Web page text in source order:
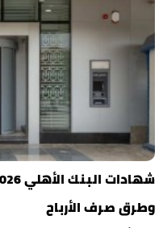
وطرق صرف الأرباح